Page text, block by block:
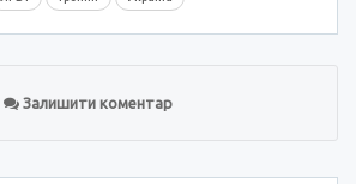
Залишити коментар